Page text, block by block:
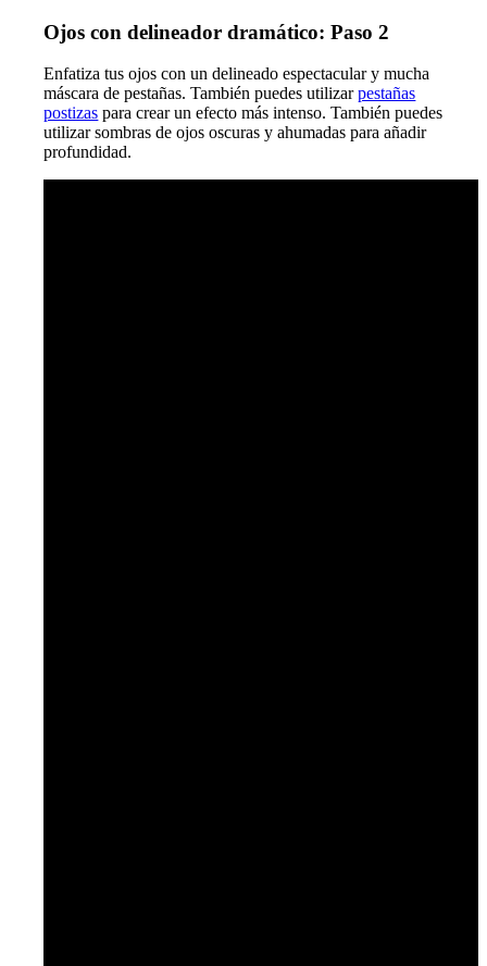
Ojos con delineador dramático: Paso 2
Enfatiza tus ojos con un delineado espectacular y mucha
máscara de pestañas. También puedes utilizarpestañas
postizas para crear un efecto más intenso. También puedes
utilizar sombras de ojos oscuras y ahumadas para añadir
profundidad.